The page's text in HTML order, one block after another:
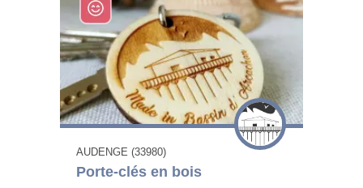
AUDENGE (33980)
Porte-clés en bois